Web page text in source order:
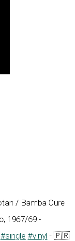
/ Bamba Cure
1967/69 -
#single #vinyl - 🇵🇷